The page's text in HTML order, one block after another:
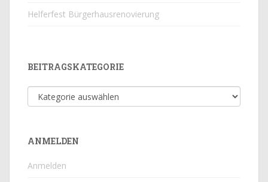
Helferfest Bürgerhausrenovierung
BEITRAGSKATEGORIE
Beitragskategorie
ANMELDEN
Anmelden